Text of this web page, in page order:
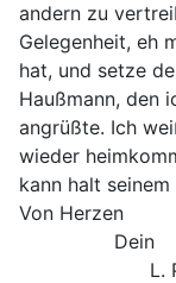
andern zu
Gelegenheit, eh
hat, und setze
Haußmann, den
angrüßte. Ich
wieder
kann halt
Von Herzen
Dein
L.